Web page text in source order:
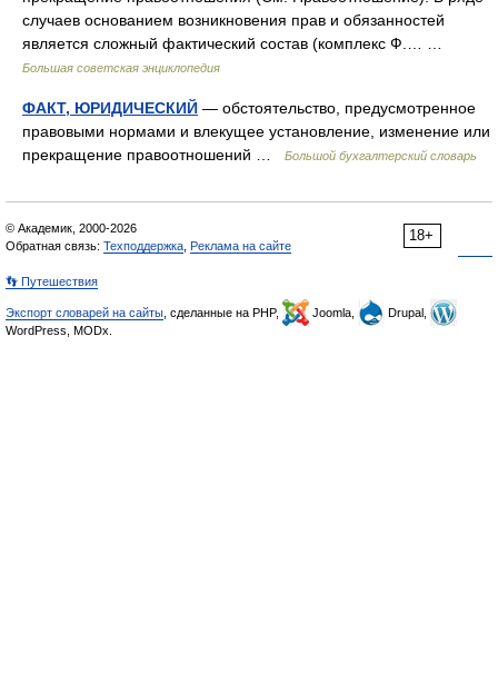
случаев основанием возникновения прав и обязанностей
является сложный фактический состав (комплекс Ф.… …
Большая советская энциклопедия
ФАКТ, ЮРИДИЧЕСКИЙ — обстоятельство, предусмотренное
правовыми нормами и влекущее установление, изменение или
прекращение правоотношений …
Большой бухгалтерский словарь
18+
© Академик, 2000-2026
Обратная связь: Техподдержка Реклама на сайте
👣 Путешествия
Экспорт словарей на сайты , сделанные на PHP, Joomla,
Drupal,
WordPress, MODx.